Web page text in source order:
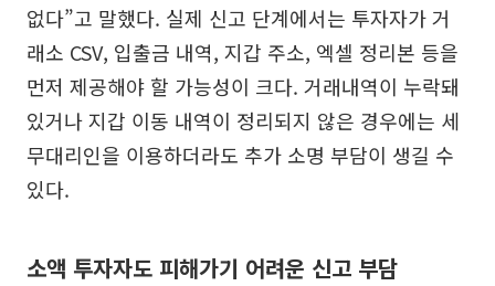
없다”고 말했다. 실제 신고 단계에서는 투자자가 거
래소 CSV, 입출금 내역, 지갑 주소, 엑셀 정리본 등을
먼저 제공해야 할 가능성이 크다. 거래내역이 누락돼
있거나 지갑 이동 내역이 정리되지 않은 경우에는 세
무대리인을 이용하더라도 추가 소명 부담이 생길 수
있다.
소액 투자자도 피해가기 어려운 신고 부담